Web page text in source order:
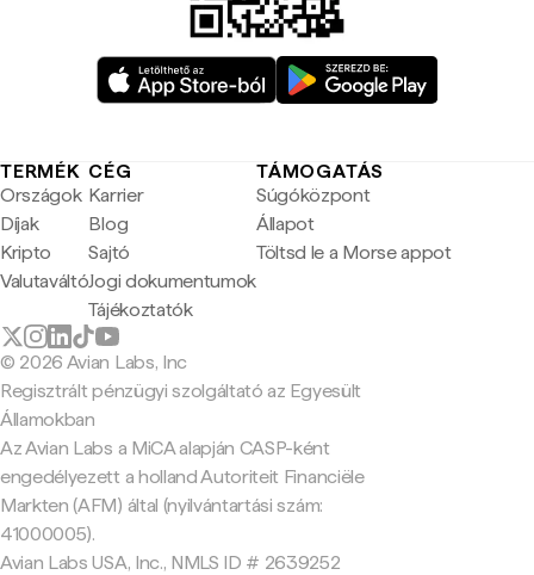
TERMÉK
Országok
Díjak
Kripto
Valutaváltó
CÉG
Karrier
Blog
Sajtó
Jogi dokumentumok
Tájékoztatók
TÁMOGATÁS
Súgóközpont
Állapot
Töltsd le a Morse appot
© 2026 Avian Labs, Inc
Regisztrált pénzügyi szolgáltató az Egyesült
Államokban
Az Avian Labs a MiCA alapján CASP-ként
engedélyezett a holland Autoriteit Financiële
Markten (AFM) által (nyilvántartási szám:
41000005).
Avian Labs USA, Inc., NMLS ID # 2639252